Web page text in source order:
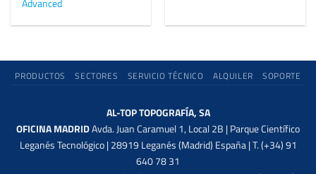
Advanced
PRODUCTOS SECTORES SERVICIO TÉCNICO ALQUILER SOPORTE
AL-TOP TOPOGRAFÍA, SA
OFICINA MADRIDAvda. Juan Caramuel 1, Local 2B | Parque Científico
Leganés Tecnológico | 28919 Leganés (Madrid) España | T. (+34) 91
640 78 31